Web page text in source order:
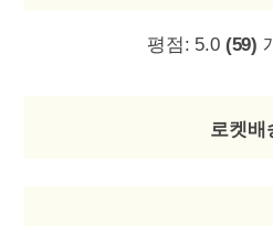
평점: 5.0 (59)
로켓배